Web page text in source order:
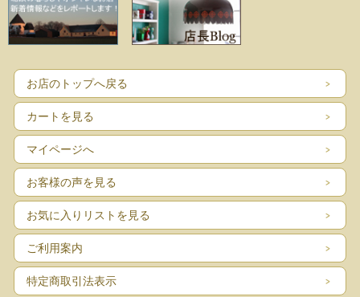
お店のトップへ戻る
カートを見る
マイページへ
お客様の声を見る
お気に入りリストを見る
ご利用案内
特定商取引法表示